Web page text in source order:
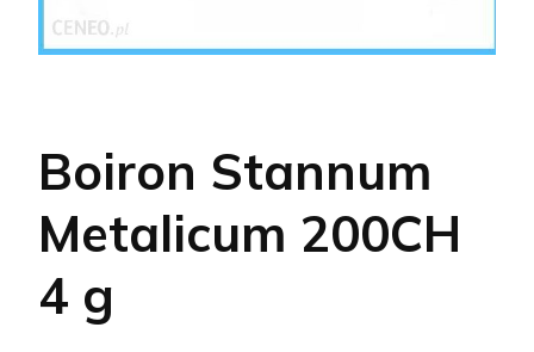
Boiron Stannum
Metalicum 200CH
4 g